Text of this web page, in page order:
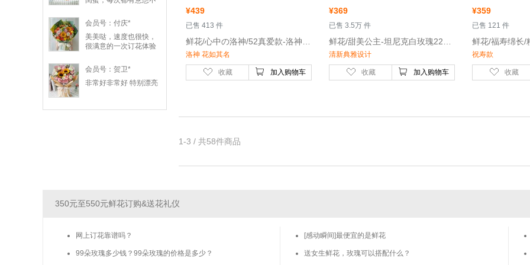
¥439
已售 413 件
洛神 花如其名
收藏 加入购物车
¥369
已售 3.5万 件
清新典雅设计
收藏 加入购物车
¥359
已售 121 件
祝寿款
收藏
1-3 / 共58件商品
are also very fresh! The
as are the roses. The
recipient was surprised
loved the flowers!
朵朵清新漂亮，花篮设
计的很精致闺蜜很喜
欢，谢谢！
会员号：付庆*
美美哒，速度也很快，
很满意的一次订花体验
会员号：贺卫*
非常好非常好 特别漂亮
350元至550元鲜花订购&送花礼仪
网上订花靠谱吗？
99朵玫瑰多少钱？99朵玫瑰的价格是多少？
[感动瞬间]最便宜的是鲜花
送女生鲜花，玫瑰可以搭配什么？